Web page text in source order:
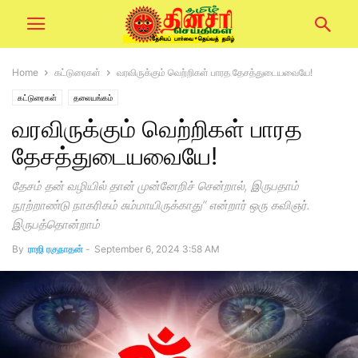
Home கட்டுரைகள் வரவிருக்கும் வெற்றிகள் பாரத தேசத்துடையவையே!
கட்டுரைகள் தலையங்கம்
வரவிருக்கும் வெற்றிகள் பாரத
தேசத்துடையவையே!
தேசம் தன் வழியில் தான் முன்னேறிச் சென்றால், இருபதாம்
நூற்றாண்டு நாகரிகம் சும்மாயிருக்காது” என்றார் ஒரு கவிஞர்.
இருபத்தொன்றாம்
By ராஜி ரகுநாதன் - September 6, 2024 3:58 AM